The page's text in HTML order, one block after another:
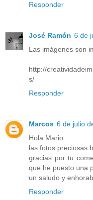
Responder
José Ramón 6 de
Las imágenes son
http://
s/
Responder
Marcos 6 de julio
Hola Mario:
las fotos preciosas
gracias por tu
que he puesto una
un saludo y
Responder